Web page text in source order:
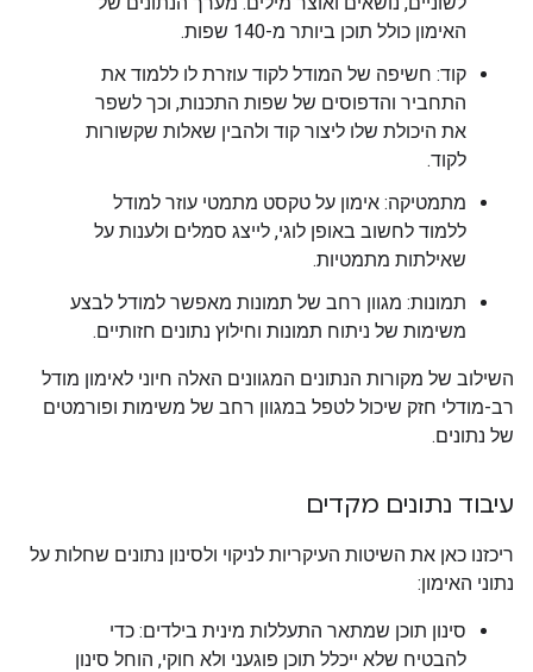
האימון כולל תוכן ביותר מ-140 שפות.
קוד: חשיפה של המודל לקוד עוזרת לו ללמוד את
התחביר והדפוסים של שפות התכנות, וכך לשפר
את היכולת שלו ליצור קוד ולהבין שאלות שקשורות
לקוד.
מתמטיקה: אימון על טקסט מתמטי עוזר למודל
ללמוד לחשוב באופן לוגי, לייצג סמלים ולענות על
שאילתות מתמטיות.
תמונות: מגוון רחב של תמונות מאפשר למודל לבצע
משימות של ניתוח תמונות וחילוץ נתונים חזותיים.
השילוב של מקורות הנתונים המגוונים האלה חיוני לאימון מודל
רב-מודלי חזק שיכול לטפל במגוון רחב של משימות ופורמטים
של נתונים.
עיבוד נתונים מקדים
ריכזנו כאן את השיטות העיקריות לניקוי ולסינון נתונים שחלות על
נתוני האימון:
סינון תוכן שמתאר התעללות מינית בילדים: כדי
להבטיח שלא ייכלל תוכן פוגעני ולא חוקי, הוחל סינון